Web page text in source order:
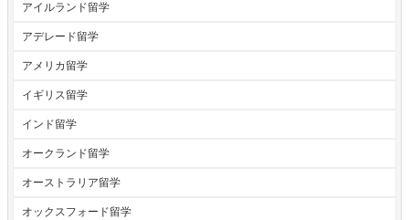
アイルランド留学
アデレード留学
アメリカ留学
イギリス留学
インド留学
オークランド留学
オーストラリア留学
オックスフォード留学